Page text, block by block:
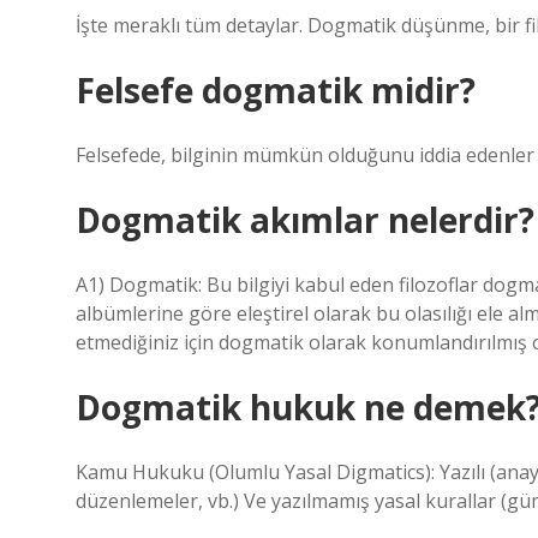
İşte meraklı tüm detaylar. Dogmatik düşünme, bir
Felsefe dogmatik midir?
Felsefede, bilginin mümkün olduğunu iddia
Dogmatik akımlar nelerdir?
A1) Dogmatik: Bu bilgiyi kabul eden filozoflar
albümlerine göre eleştirel olarak bu olasılığı ele
etmediğiniz için dogmatik olarak konumlandırılmış
Dogmatik hukuk ne
Kamu Hukuku (Olumlu Yasal Digmatics): Yazılı
düzenlemeler, vb.) Ve yazılmamış yasal kurallar